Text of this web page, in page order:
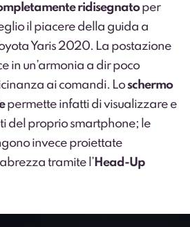
ridisegnatoper
il piacere della guida a
Yaris 2020. La postazione
in un’armonia a dir poco
ai comandi. Loschermo
permette infatti di visualizzare e
del proprio smartphone; le
invece proiettate
tramite l’ Head-Up